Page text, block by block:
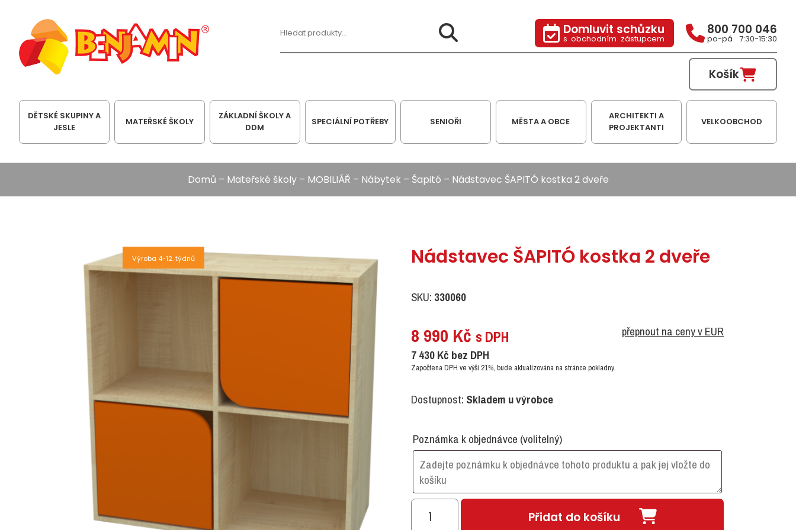
Domluvit schůzku
s obchodním zástupcem
800 700 046
po-pá 7:30-15:30
Hledat:
Košík
DĚTSKÉ SKUPINY A
JESLE
MATEŘSKÉ ŠKOLY
ZÁKLADNÍ ŠKOLY A
DDM
SPECIÁLNÍ POTŘEBY SENIOŘI MĚSTA A OBCE
ARCHITEKTI A
PROJEKTANTI
VELKOOBCHOD
Domů – Mateřské školy– MOBILIÁŘ – Nábytek – Šapitó – Nádstavec ŠAPITÓ kostka 2 dveře
Výroba 4-12. týdnů Nádstavec ŠAPITÓ kostka 2 dveře
SKU: 330060
8 990 Kč s DPH
přepnout na ceny v EUR
7 430Kč bez DPH
Započtena DPH ve výši 21%, bude aktualizována na stránce pokladny.
Dostupnost: Skladem u výrobce
Poznámka k objednávce (volitelný)
Nádstavec
ŠAPITÓ
Přidat do košíku